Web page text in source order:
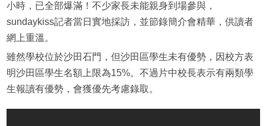
小時，已全部爆滿！不少家長未能親身到場參與，
sundaykiss記者當日實地採訪，並節錄簡介會精華，供讀者
網上重溫。
雖然學校位於沙田石門，但沙田區學生未有優勢，因校方表
明沙田區學生名額上限為15%。不過片中校長表示有兩類學
生報讀有優勢，會獲優先考慮錄取。